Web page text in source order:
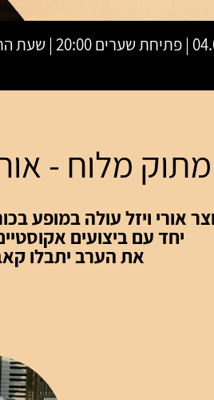
21:00
מתוק מלוח -
אורי ויזל עולה במופע
יחד עם ביצועים
את הערב יתבלו